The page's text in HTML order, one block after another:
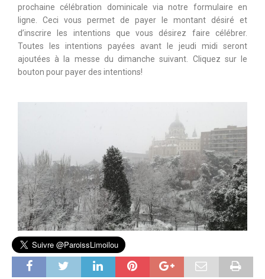
prochaine célébration dominicale via notre formulaire en
ligne. Ceci vous permet de payer le montant désiré et
d’inscrire les intentions que vous désirez faire célébrer.
Toutes les intentions payées avant le jeudi midi seront
ajoutées à la messe du dimanche suivant. Cliquez sur le
bouton pour payer des intentions!